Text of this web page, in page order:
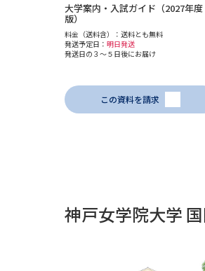
大学案内・入試ガイド（2027年度
版）
料金（送料含）：送料とも無料
発送予定日： 明日発送
発送日の３～５日後にお届け
この資料を請求
神戸女学院大学